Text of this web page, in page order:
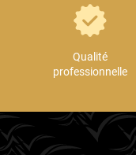
Oldsmobile
Ora
Peugeot
Qualité
professionnelle